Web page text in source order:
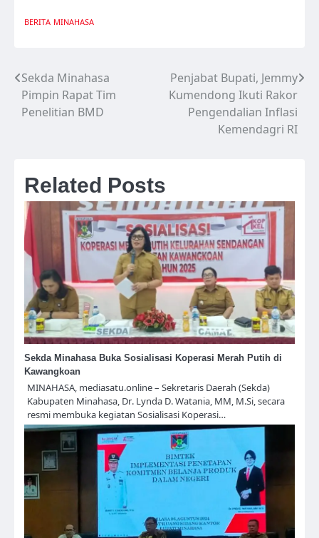
BERITA MINAHASA
Navigasi
pos
Sekda Minahasa
Pimpin Rapat Tim
Penelitian BMD
Penjabat Bupati, Jemmy
Kumendong Ikuti Rakor
Pengendalian Inflasi
Kemendagri RI
Related Posts
Sekda Minahasa Buka Sosialisasi Koperasi Merah Putih di
Kawangkoan
MINAHASA, mediasatu.online – Sekretaris Daerah (Sekda)
Kabupaten Minahasa, Dr. Lynda D. Watania, MM, M.Si, secara
resmi membuka kegiatan Sosialisasi Koperasi…